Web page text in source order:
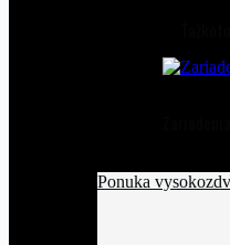
Ponuka